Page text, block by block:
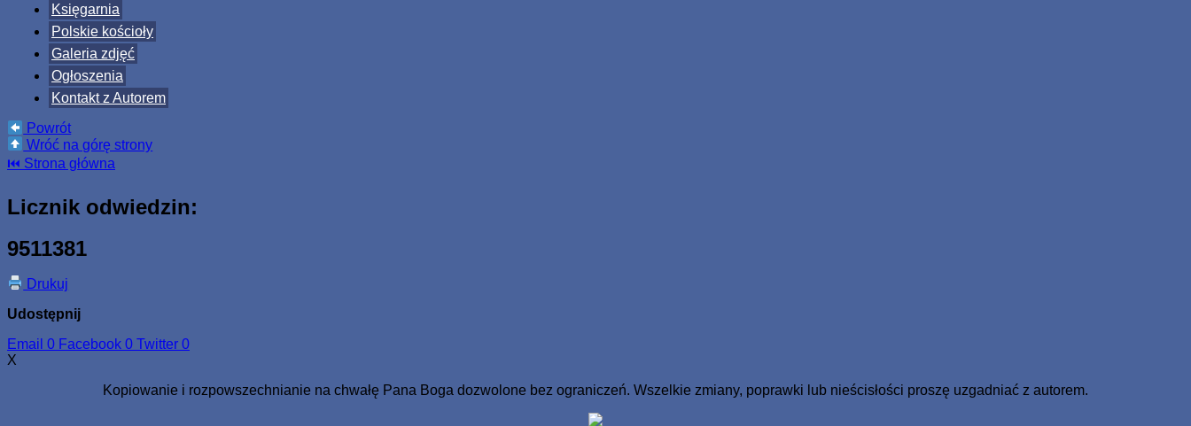
Księgarnia
Polskie kościoły
Galeria zdjęć
Ogłoszenia
Kontakt z Autorem
Powrót
Wróć na górę strony
⏮ Strona główna
Licznik odwiedzin:
9511381
Drukuj
Udostępnij
Email 0 Facebook 0 Twitter 0
X
Kopiowanie i rozpowszechnianie na chwałę Pana Boga dozwolone bez ograniczeń. Wszelkie zmiany, poprawki lub nieścisłości proszę uzgadniać z autorem.